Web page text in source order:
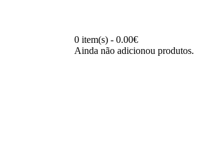
0 item(s) - 0.00€
Ainda não adicionou produtos.